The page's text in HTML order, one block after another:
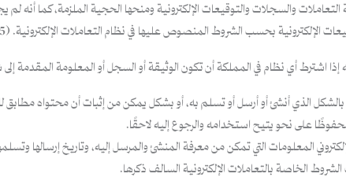
والسجلات والتوقيعات الإلكترونية ومنحها الحجية الملزمة، كما أنه
الإلكترونية بحسب الشروط المنصوص عليها في نظام التعاملات الإلكترونية. (5)
اشترط أي نظام في المملكة أن تكون الوثيقة أو السجل أو المعلومة المقدمة
الذي أنشئ أو أرسل أو تسلم به، أو بشكل يمكن من إثبات أن محتواه
محفوظًا على نحو يتيح استخدامه والرجوع إليه لاحقًا.
الخاصة بالتعاملات الإلكترونية السالف ذكرها.